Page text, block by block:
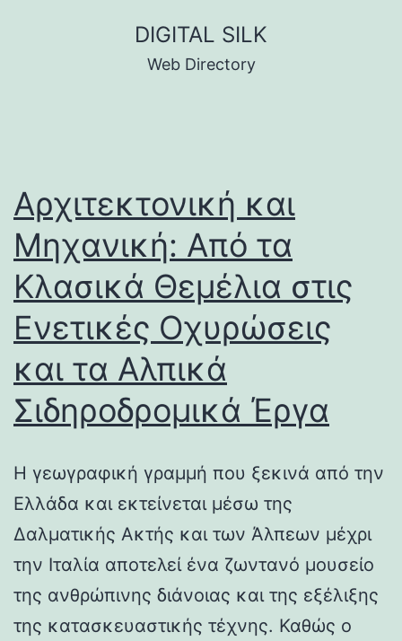
DIGITAL SILK
Web Directory
Αρχιτεκτονική και
Μηχανική: Από τα
Κλασικά Θεμέλια στις
Ενετικές Οχυρώσεις
και τα Αλπικά
Σιδηροδρομικά Έργα
Η γεωγραφική γραμμή που ξεκινά από την
Ελλάδα και εκτείνεται μέσω της
Δαλματικής Ακτής και των Άλπεων μέχρι
την Ιταλία αποτελεί ένα ζωντανό μουσείο
της ανθρώπινης διάνοιας και της εξέλιξης
της κατασκευαστικής τέχνης. Καθώς ο